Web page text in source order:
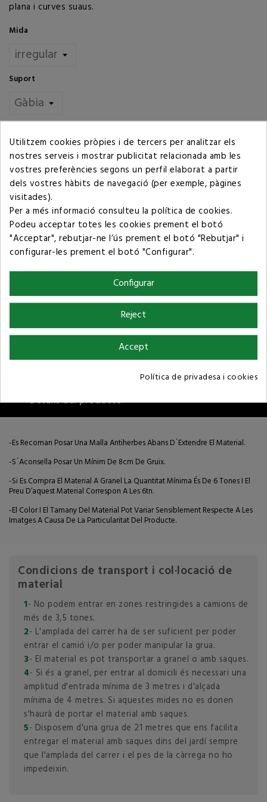
plana i curves suaus.
Mida
Suport
AFEGIR AL CARRET
Compartir
Política de privacitat
Condicions de compra
Descripció
Detalls del producte
-Es Recoman Posar Una Malla Antiherbes Abans D´extendre El Material.
-S´aconsella Posar Un Mínim De 8cm De Gruix.
-Si Es Compra El Material A Granel La Quantitat Mínima És De 6 Tones I El
Preu D’aquest Material Correspon A Les 6tn.
-El Color I El Tamany Del Material Pot Variar Sensiblement Respecte A Les
Imatges A Causa De La Particularitat Del Producte.
Condicions de transport i col·locació de
material
1- No podem entrar en zones restringides a camions de
més de 3,5 tones.
2- L'amplada del carrer ha de ser suficient per poder
entrar el camió i/o per poder manipular la grua.
3- El material es pot transportar a granel o amb saques.
4- Si és a granel, per entrar al domicili és necessari una
amplitud d'entrada mínima de 3 metres i d'alçada
mínima de 4 metres. Si aquestes mides no es donen
s'haurà de portar el material amb saques.
5- Disposem d'una grua de 21 metres que ens facilita
entregar el material amb saques dins del jardí sempre
que l'amplada del carrer i el pes de la càrrega no ho
impedeixin.
Utilitzem cookies pròpies i de tercers per analitzar els
nostres serveis i mostrar publicitat relacionada amb les
vostres preferències segons un perfil elaborat a partir
dels vostres hàbits de navegació (per exemple, pàgines
visitades).
Per a més informació consulteu la política de cookies.
Podeu acceptar totes les cookies prement el botó
"Acceptar", rebutjar-ne l’ús prement el botó "Rebutjar" i
configurar-les prement el botó "Configurar".
Configurar
Reject
Accept
Política de privadesa i cookies